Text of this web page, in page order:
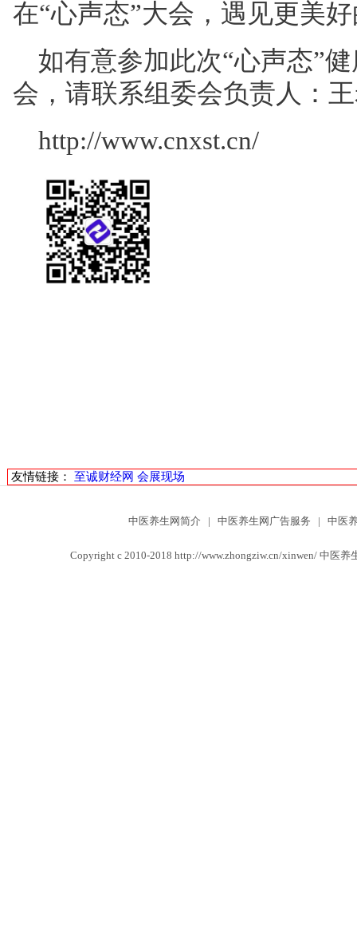
在“心声态”大会，遇见更美
如有意参加此次“心声态”
会，请联系组委会负责人：
http://www.cnxst.cn/
友情链接： 至诚财经网 会展现场
中医养生网简介 | 中医养生网广告服务 | 中医
Copyright c 2010-2018 http://www.zhongziw.cn/xinwen/ 中医